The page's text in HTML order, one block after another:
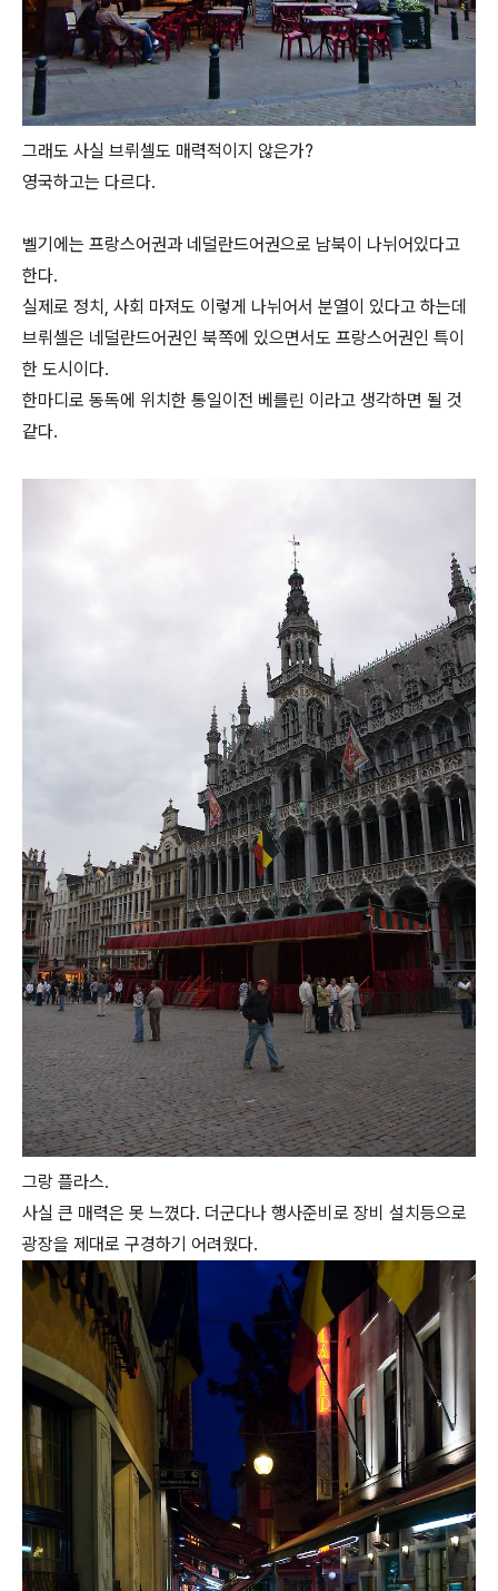
그래도 사실 브뤼셀도 매력적이지 않은가?
영국하고는 다르다.
벨기에는 프랑스어권과 네덜란드어권으로 남북이 나뉘어있다고
한다.
실제로 정치, 사회 마져도 이렇게 나뉘어서 분열이 있다고 하는데
브뤼셀은 네덜란드어권인 북쪽에 있으면서도 프랑스어권인 특이
한 도시이다.
한마디로 동독에 위치한 통일이전 베를린 이라고 생각하면 될 것
같다.
그랑 플라스.
사실 큰 매력은 못 느꼈다. 더군다나 행사준비로 장비 설치등으로
광장을 제대로 구경하기 어려웠다.